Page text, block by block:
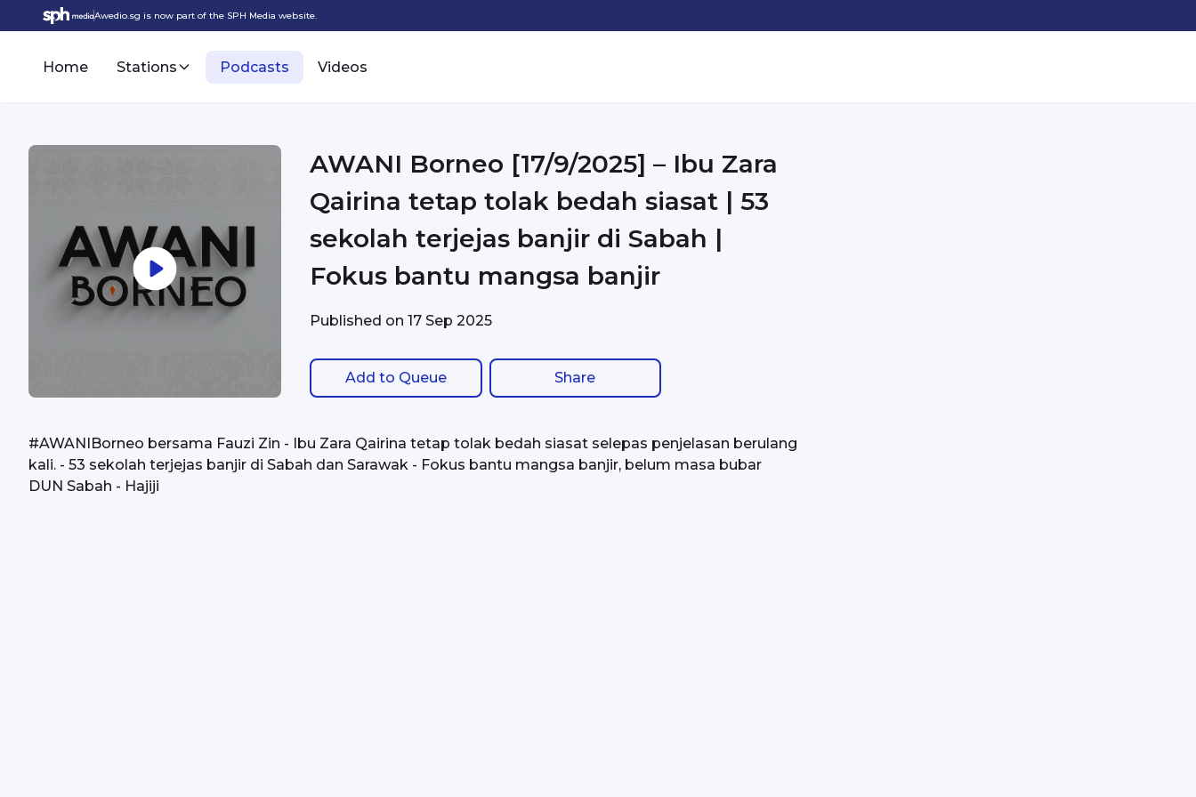
Awedio.sg is now part of the SPH Media website.
Home Stations Podcasts Videos
AWANI Borneo [17/9/2025] – Ibu Zara
Qairina tetap tolak bedah siasat | 53
sekolah terjejas banjir di Sabah |
Fokus bantu mangsa banjir
Published on17 Sep 2025
Add to Queue Share
#AWANIBorneo bersama Fauzi Zin - Ibu Zara Qairina tetap tolak bedah siasat selepas penjelasan berulang
kali. - 53 sekolah terjejas banjir di Sabah dan Sarawak - Fokus bantu mangsa banjir, belum masa bubar
DUN Sabah - Hajiji